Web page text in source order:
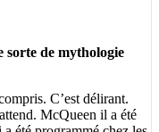
sorte de mythologie
C’est délirant.
McQueen il a été